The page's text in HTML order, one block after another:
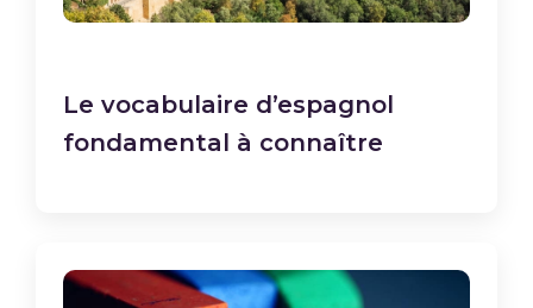
Le vocabulaire d’espagnol
fondamental à connaître